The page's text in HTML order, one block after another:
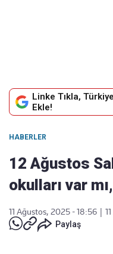
Linke Tıkla,
Ekle!
HABERLER
12 Ağustos
okulları var
11 Ağustos, 2025 - 18:56
Paylaş